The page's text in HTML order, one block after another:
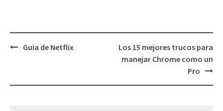
Navegación
Guia de Netflix
Los 15 mejores trucos para
manejar Chrome como un
Pro